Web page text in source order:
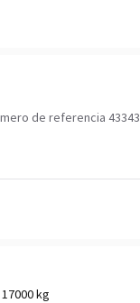
de referencia 43343
17000 kg